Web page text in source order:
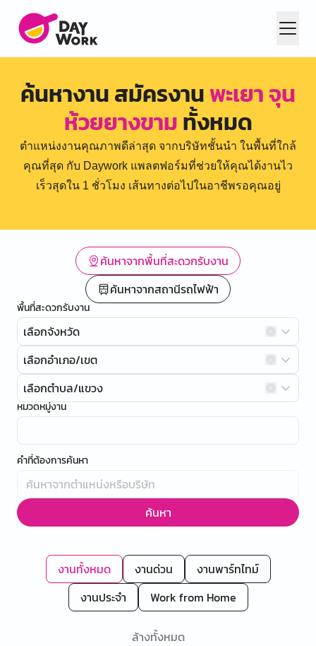
ค้นหางาน สมัครงานพะเยา จุน
ห้วยยางขามทั้งหมด
ตำแหน่งงานคุณภาพดีล่าสุด จากบริษัทชั้นนำ ในพื้นที่ใกล้
คุณที่สุด กับ Daywork แพลตฟอร์มที่ช่วยให้คุณได้งานไว
เร็วสุดใน 1 ชั่วโมง เส้นทางต่อไปในอาชีพรอคุณอยู่
ค้นหาจากพื้นที่สะดวกรับงาน
ค้นหาจากสถานีรถไฟฟ้า
พื้นที่สะดวกรับงาน
เลือกจังหวัด
เลือกอำเภอ/เขต
เลือกตำบล/แขวง
หมวดหมู่งาน
คำที่ต้องการค้นหา
ค้นหา
งานทั้งหมด งานด่วน
งานพาร์ทไทม์
งานประจำ
Work from Home
ล้างทั้งหมด